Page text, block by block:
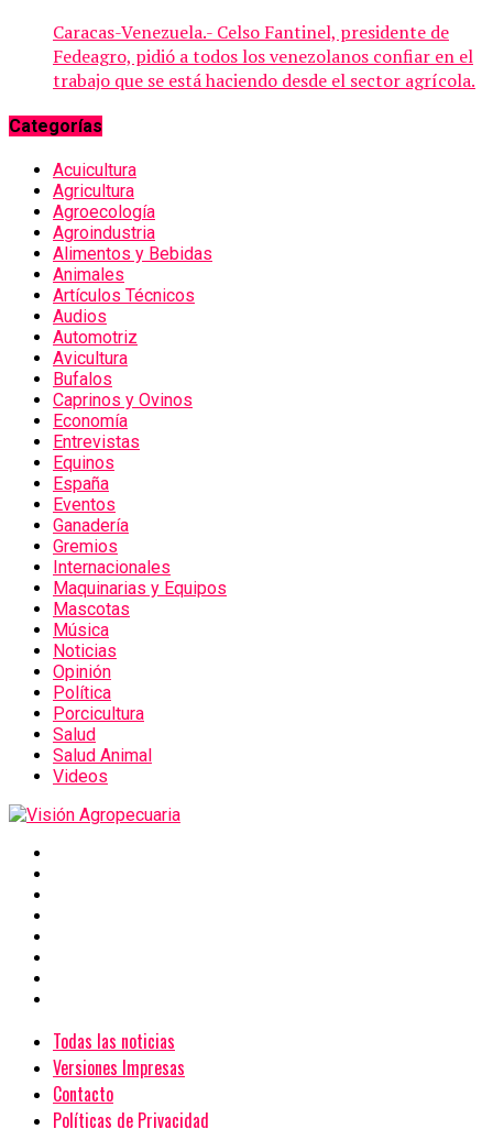
Caracas-Venezuela.- Celso Fantinel, presidente de
Fedeagro, pidió a todos los venezolanos confiar en el
trabajo que se está haciendo desde el sector agrícola.
Categorías
Acuicultura
Agricultura
Agroecología
Agroindustria
Alimentos y Bebidas
Animales
Artículos Técnicos
Audios
Automotriz
Avicultura
Bufalos
Caprinos y Ovinos
Economía
Entrevistas
Equinos
España
Eventos
Ganadería
Gremios
Internacionales
Maquinarias y Equipos
Mascotas
Música
Noticias
Opinión
Política
Porcicultura
Salud
Salud Animal
Videos
Todas las noticias
Versiones Impresas
Contacto
Políticas de Privacidad